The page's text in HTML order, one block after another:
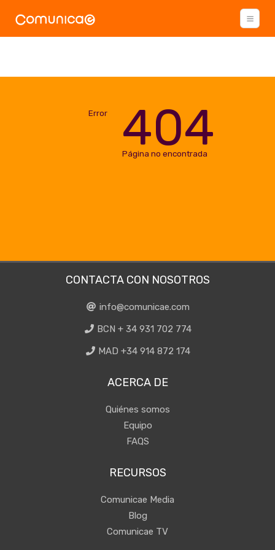
Error 404
Página no encontrada
CONTACTA CON NOSOTROS
info@comunicae.com
BCN + 34 931 702 774
MAD +34 914 872 174
ACERCA DE
Quiénes somos
Equipo
FAQS
RECURSOS
Comunicae Media
Blog
Comunicae TV